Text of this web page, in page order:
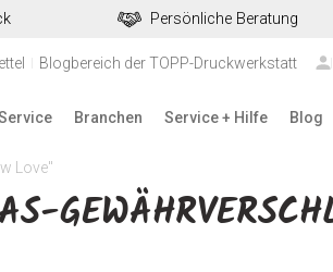
Persönliche Beratung
Blogbereich der TOPP-Druckwerkstatt
Branchen Service + Hilfe Blog
Love"